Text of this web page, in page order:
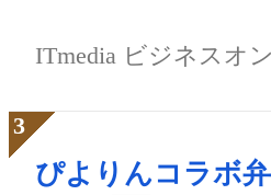
ITmedia ビジネスオ
ぴよりんコラボ